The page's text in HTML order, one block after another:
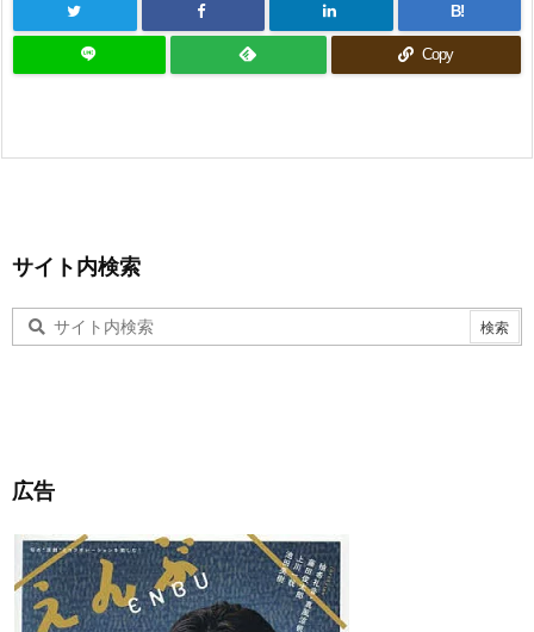
B!
Copy
サイト内検索
広告